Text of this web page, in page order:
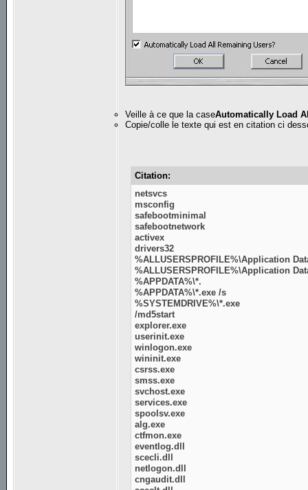
Veille à ce que la caseAutomatically Load
Copie/colle le texte qui est en citation ci
Citation:
netsvcs
msconfig
safebootminimal
safebootnetwork
activex
drivers32
%ALLUSERSPROFILE%\Application
%ALLUSERSPROFILE%\Application
%APPDATA%\*.
%APPDATA%\*.exe /s
%SYSTEMDRIVE%\*.exe
/md5start
explorer.exe
userinit.exe
winlogon.exe
wininit.exe
csrss.exe
smss.exe
svchost.exe
services.exe
spoolsv.exe
alg.exe
ctfmon.exe
eventlog.dll
scecli.dll
netlogon.dll
cngaudit.dll